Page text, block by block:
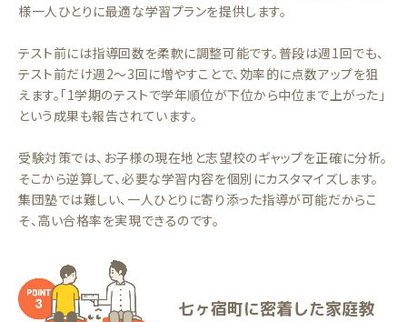
様一人ひとりに最適な学習プランを提供します。
テスト前には指導回数を柔軟に調整可能です。普段は週1回でも、
テスト前だけ週2〜3回に増やすことで、効率的に点数アップを狙
えます。「1学期のテストで学年順位が下位から中位まで上がった」
という成果も報告されています。
受験対策では、お子様の現在地と志望校のギャップを正確に分析。
そこから逆算して、必要な学習内容を個別にカスタマイズします。
集団塾では難しい、一人ひとりに寄り添った指導が可能だからこ
そ、高い合格率を実現できるのです。
七ヶ宿町に密着した家庭教